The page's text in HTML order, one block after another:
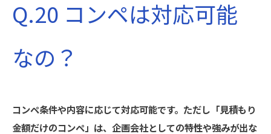
Q.20 コンペは対応可能
なの？
コンペ条件や内容に応じて対応可能です。ただし「見積もり
金額だけのコンペ」は、企画会社としての特性や強みが出な